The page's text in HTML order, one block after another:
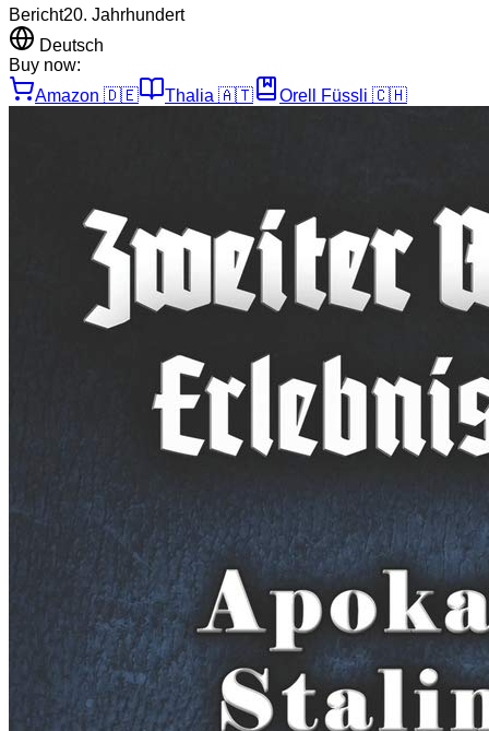
Bericht20. Jahrhundert
Deutsch
Buy now:
Amazon 🇩🇪 Thalia 🇦🇹 Orell Füssli 🇨🇭